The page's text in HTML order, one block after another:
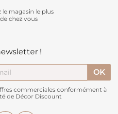
le magasin le plus
chez vous
!
commerciales conformément à
de Décor Discount